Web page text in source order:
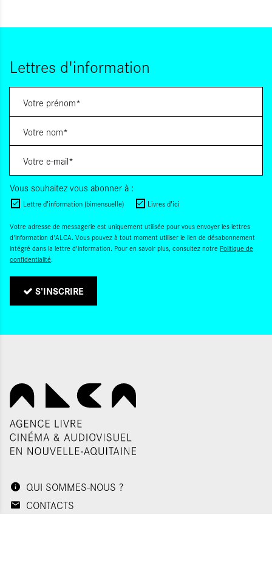
Lettres d'information
Vous souhaitez vous abonner à :
Lettre d'information (bimensuelle) Livres d'ici
Votre adresse de messagerie est uniquement utilisée pour vous envoyer les lettres
d'information d'ALCA. Vous pouvez à tout moment utiliser le lien de désabonnement
intégré dans la lettre d'information. Pour en savoir plus, consultez notre Politique de
confidentialité.
S'INSCRIRE
QUI SOMMES-NOUS ?
CONTACTS